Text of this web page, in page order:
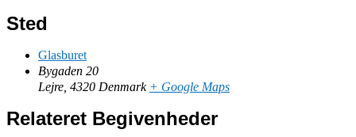
Sted
Glasburet
Bygaden 20
Lejre 4320 Denmark + Google Maps
Relateret Begivenheder